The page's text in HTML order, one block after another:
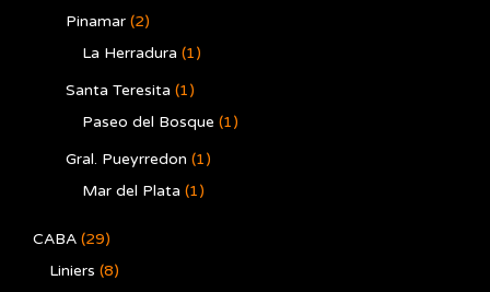
Pinamar (2)
La Herradura (1)
Santa Teresita (1)
Paseo del Bosque (1)
Gral. Pueyrredon (1)
Mar del Plata (1)
CABA (29)
Liniers (8)